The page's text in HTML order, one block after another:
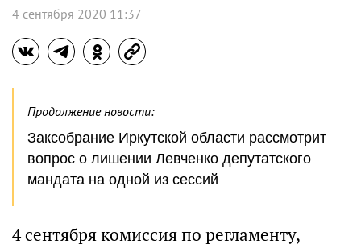
4 сентября 2020 11:37
Продолжение новости:
Заксобрание Иркутской области рассмотрит
вопрос о лишении Левченко депутатского
мандата на одной из сессий
4 сентября комиссия по регламенту,